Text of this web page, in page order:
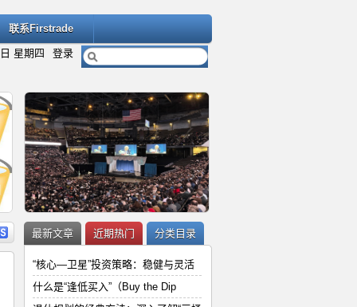
联系Firstrade
登录
星期四
详细内容
最新文章 近期热门 分类目录
“核心—卫星”投资策略：稳健与灵活
什么是“逢低买入”（Buy the Dip